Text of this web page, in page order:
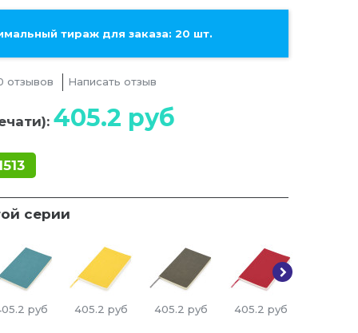
тираж для заказа: 20 шт.
отзывов Написать отзыв
405.2 руб
серии
руб 405.2 руб 405.2 руб 405.2 руб